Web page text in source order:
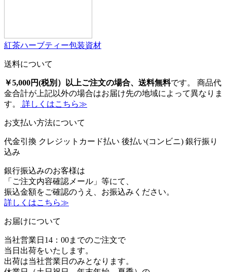
紅茶ハーブティー包装資材
送料について
￥5,000円(税別）以上ご注文の場合、送料無料です。 商品代
金合計が上記以外の場合はお届け先の地域によって異なりま
す。
詳しくはこちら≫
お支払い方法について
代金引換 クレジットカード払い 後払い(コンビニ) 銀行振り
込み
銀行振込みのお客様は
「ご注文内容確認メール」等にて、
振込金額をご確認のうえ、お振込みください。
詳しくはこちら≫
お届けについて
当社営業日14：00までのご注文で
当日出荷をいたします。
出荷は当社営業日のみとなります。